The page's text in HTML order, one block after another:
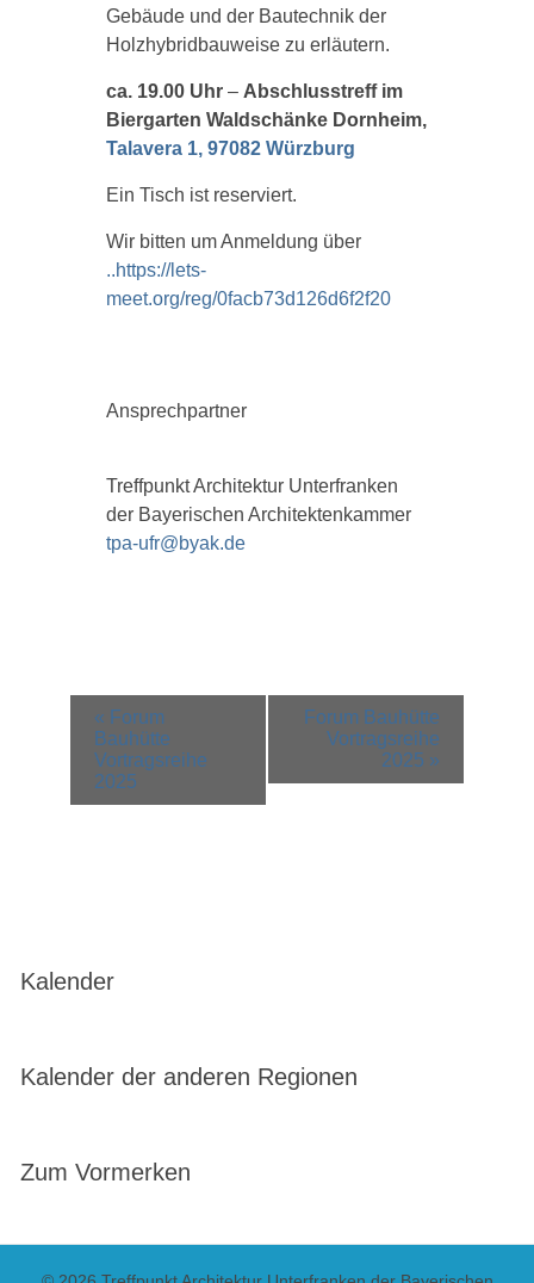
Gebäude und der Bautechnik der
Holzhybridbauweise zu erläutern.
ca. 19.00 Uhr– Abschlusstreff im
Biergarten Waldschänke Dornheim,
Talavera 1, 97082 Würzburg
Ein Tisch ist reserviert.
Wir bitten um Anmeldung über
..https://lets-
meet.org/reg/0facb73d126d6f2f20
Ansprechpartner
Treffpunkt Architektur Unterfranken
der Bayerischen Architektenkammer
tpa-ufr@byak.de
Veranstaltung-
Navigation
« Forum
Bauhütte
Vortragsreihe
2025
Forum Bauhütte
Vortragsreihe
2025 »
Kalender
Kalender der anderen Regionen
Zum Vormerken